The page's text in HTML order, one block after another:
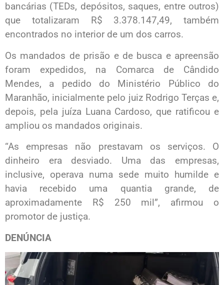
bancárias (TEDs, depósitos, saques, entre outros)
que totalizaram R$ 3.378.147,49, também
encontrados no interior de um dos carros.
Os mandados de prisão e de busca e apreensão
foram expedidos, na Comarca de Cândido
Mendes, a pedido do Ministério Público do
Maranhão, inicialmente pelo juiz Rodrigo Terças e,
depois, pela juíza Luana Cardoso, que ratificou e
ampliou os mandados originais.
“As empresas não prestavam os serviços. O
dinheiro era desviado. Uma das empresas,
inclusive, operava numa sede muito humilde e
havia recebido uma quantia grande, de
aproximadamente R$ 250 mil”, afirmou o
promotor de justiça.
DENÚNCIA